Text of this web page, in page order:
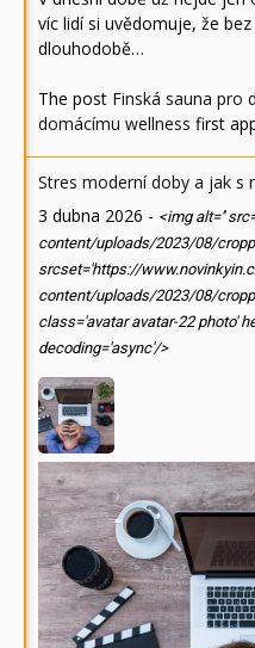
víc lidí si uvědomuje, že
dlouhodobě…
The post Finská sauna pro
domácímu wellness first
Stres moderní doby a jak s
3 dubna 2026 - <img alt=''
content/uploads/2023/08/
srcset='https://
content/uploads/2023/08/
class='avatar avatar-22 photo'
decoding='async'/>